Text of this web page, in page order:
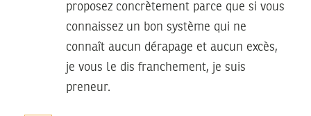
proposez concrètement parce que si vous
connaissez un bon système qui ne
connaît aucun dérapage et aucun excès,
je vous le dis franchement, je suis
preneur.